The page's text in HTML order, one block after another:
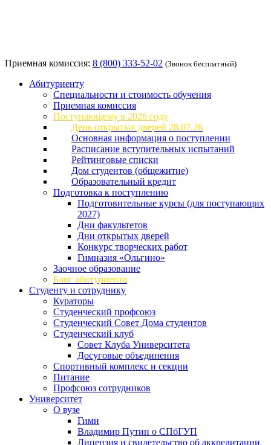
Приемная комиссия: 8 (800) 333-52-02 (Звонок бесплатный)
Абитуриенту
Специальности и стоимость обучения
Приемная комиссия
Поступающему в 2026 году
День открытых дверей 28.07.26
Основная информация о поступлении
Расписание вступительных испытаний
Рейтинговые списки
Дом студентов (общежитие)
Образовательный кредит
Подготовка к поступлению
Подготовительные курсы (для поступающих
2027)
Дни факультетов
Дни открытых дверей
Конкурс творческих работ
Гимназия «Ольгино»
Заочное образование
Блог абитуриента
Студенту и сотруднику
Кураторы
Студенческий профсоюз
Студенческий Совет Дома студентов
Студенческий клуб
Совет Клуба Университета
Досуговые объединения
Спортивный комплекс и секции
Питание
Профсоюз сотрудников
Университет
О вузе
Гимн
Владимир Путин о СПбГУП
Лицензия и свидетельство об аккредитации